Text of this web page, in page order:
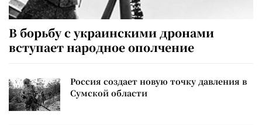
В борьбу с украинскими дронами
вступает народное ополчение
Россия создает новую точку давления в
Сумской области